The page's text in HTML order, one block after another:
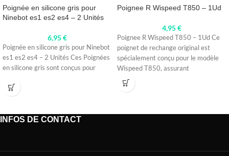
Poignée en silicone gris pour
Ninebot es1 es2 es4 – 2 Unités
6,95€
Poignée en silicone gris pour Ninebot
es1 es2 es4 – 2 Unités Ces Poignées
en silicone gris sont conçus pour
Poignee R Wispeed T850 – 1Ud
4,95€
Poignee R Wispeed T850 – 1Ud Ce
poignet de rechange original est
spécialement conçu pour le modèle
Wispeed T850, assurant
INFOS DE CONTACT